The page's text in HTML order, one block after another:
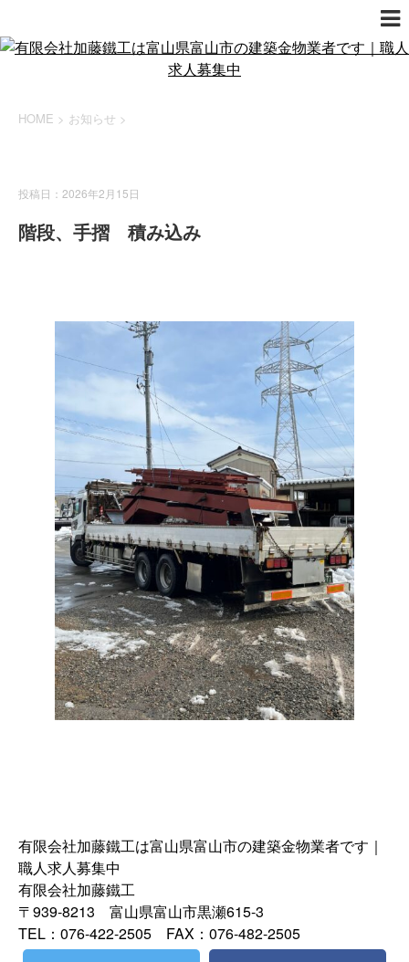
HOME > お知らせ >
投稿日：2026年2月15日
階段、手摺 積み込み
有限会社加藤鐵工は富山県富山市の建築金物業者です｜
職人求人募集中
有限会社加藤鐵工
〒939-8213 富山県富山市黒瀬615-3
TEL：076-422-2505 FAX：076-482-2505